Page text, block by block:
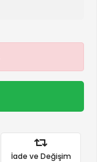
İade ve Değişim